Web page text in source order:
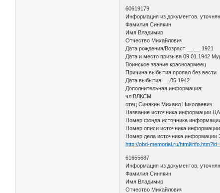
60619179
Информация из документов,
Фамилия Синякин
Имя Владимир
Отчество Михайлович
Дата рождения/Возраст __.__.1921
Дата и место призыва 09.01.1942
Воинское звание красноармеец
Причина выбытия пропал без вести
Дата выбытия __.05.1942
Дополнительная информация:
чл.ВЛКСМ
отец Синякин Михаил Николаевич
Название источника информации
Номер фонда источника
Номер описи источника
Номер дела источника информации
http://obd-memorial.ru/html/
61655687
Информация из документов,
Фамилия Синякин
Имя Владимир
Отчество Михайлович